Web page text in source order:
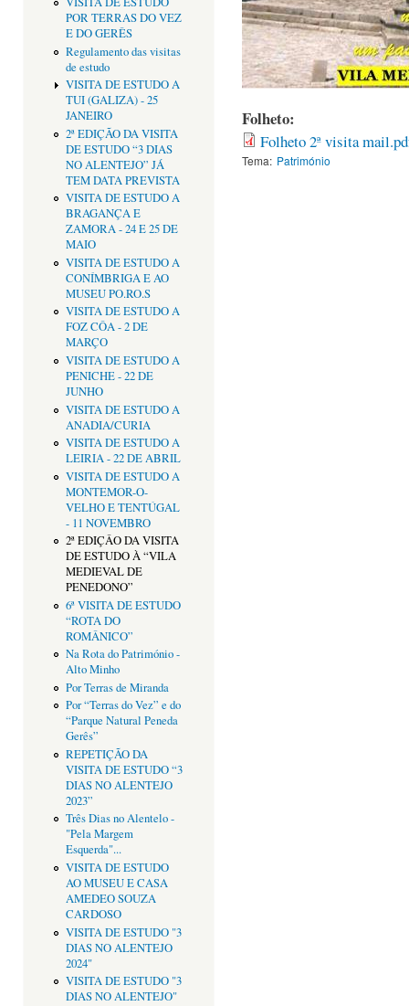
POR TERRAS DO VEZ
E DO GERÊS
Regulamento das visitas
de estudo
VISITA DE ESTUDO A
TUI (GALIZA) - 25
JANEIRO
2ª EDIÇÃO DA VISITA
DE ESTUDO “3 DIAS
NO ALENTEJO” JÁ
TEM DATA PREVISTA
VISITA DE ESTUDO A
BRAGANÇA E
ZAMORA - 24 E 25 DE
MAIO
VISITA DE ESTUDO A
CONÍMBRIGA E AO
MUSEU PO.RO.S
VISITA DE ESTUDO A
FOZ CÔA - 2 DE
MARÇO
VISITA DE ESTUDO A
PENICHE - 22 DE
JUNHO
VISITA DE ESTUDO A
ANADIA/CURIA
VISITA DE ESTUDO A
LEIRIA - 22 DE ABRIL
VISITA DE ESTUDO A
MONTEMOR-O-
VELHO E TENTÚGAL
- 11 NOVEMBRO
2ª EDIÇÂO DA VISITA
DE ESTUDO À “VILA
MEDIEVAL DE
PENEDONO”
6ª VISITA DE ESTUDO
“ROTA DO
ROMÂNICO”
Na Rota do Património -
Alto Minho
Por Terras de Miranda
Por “Terras do Vez” e do
“Parque Natural Peneda
Gerês”
REPETIÇÃO DA
VISITA DE ESTUDO “3
DIAS NO ALENTEJO
2023”
Três Dias no Alentelo -
"Pela Margem
Esquerda"...
VISITA DE ESTUDO
AO MUSEU E CASA
AMEDEO SOUZA
CARDOSO
VISITA DE ESTUDO "3
DIAS NO ALENTEJO
2024"
VISITA DE ESTUDO "3
DIAS NO ALENTEJO"
Folheto:
Folheto 2ª visita
Tema: Património